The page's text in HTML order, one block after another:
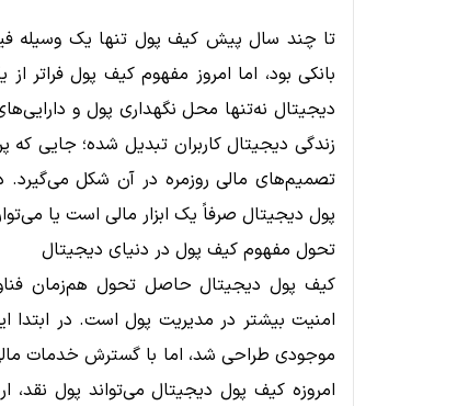
تا چند سال پیش کیف پول تنها یک وسیله
بانکی بود، اما امروز مفهوم کیف پول فراتر
دیجیتال نه‌تنها محل نگهداری پول و
زندگی دیجیتال کاربران تبدیل شده؛ جایی که
تصمیم‌های مالی روزمره در آن شکل می‌گیرد.
پول دیجیتال صرفاً یک ابزار مالی است یا
تحول مفهوم کیف پول در دنیای دیجیتال
کیف پول دیجیتال حاصل تحول هم‌زمان
امنیت بیشتر در مدیریت پول است. در ابتدا
موجودی طراحی شد، اما با گسترش خدمات مالی
امروزه کیف پول دیجیتال می‌تواند پول نقد،